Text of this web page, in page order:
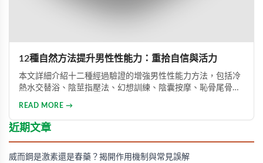
12種自然方法提升男性性能力：重拾自信與活力
本文詳細介紹十二種經過驗證的增強男性性能力方法，包括冷
熱水交替浴、陰莖指壓法、幻想訓練、陰囊按摩、恥骨尾骨肌
合適當的營養補充，一個月內即可感受到明顯的改善效果。
READ MORE →
近期文章
威而鋼是激素還是春藥？揭開作用機制與常見誤解